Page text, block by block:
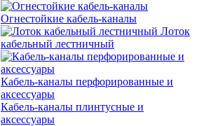
Огнестойкие кабель-каналы
Лоток
кабельный лестничный
Кабель-каналы перфорированные и
аксессуары
Кабель-каналы плинтусные и
аксессуары